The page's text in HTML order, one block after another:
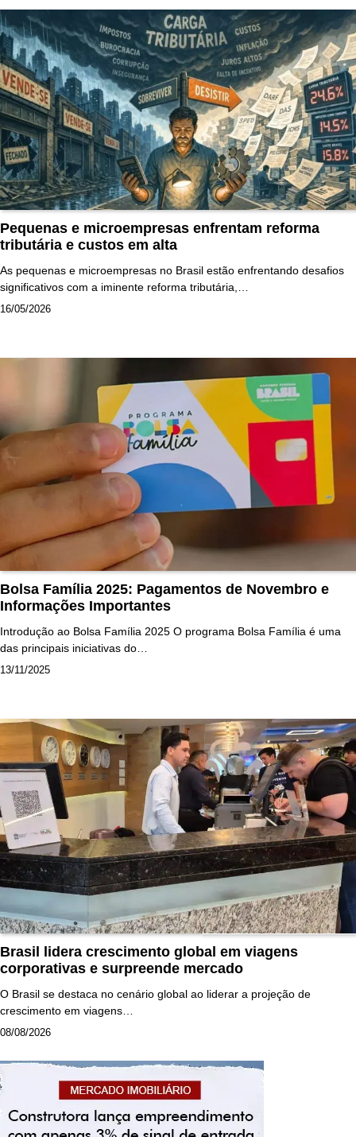
Pequenas e microempresas enfrentam reforma
tributária e custos em alta
As pequenas e microempresas no Brasil estão enfrentando desafios
significativos com a iminente reforma tributária,…
16/05/2026
Bolsa Família 2025: Pagamentos de Novembro e
Informações Importantes
Introdução ao Bolsa Família 2025 O programa Bolsa Família é uma
das principais iniciativas do…
13/11/2025
Brasil lidera crescimento global em viagens
corporativas e surpreende mercado
O Brasil se destaca no cenário global ao liderar a projeção de
crescimento em viagens…
08/08/2026